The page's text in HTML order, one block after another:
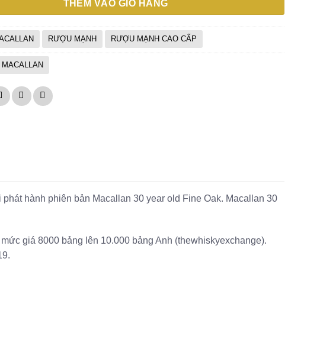
10₫.
THÊM VÀO GIỎ HÀNG
RƯỢU MẠNH RƯỢU MẠNH CAO CẤP
MACALLAN
hành phiên bản Macallan 30 year old Fine Oak. Macallan 30
giá 8000 bảng lên 10.000 bảng Anh (thewhiskyexchange).